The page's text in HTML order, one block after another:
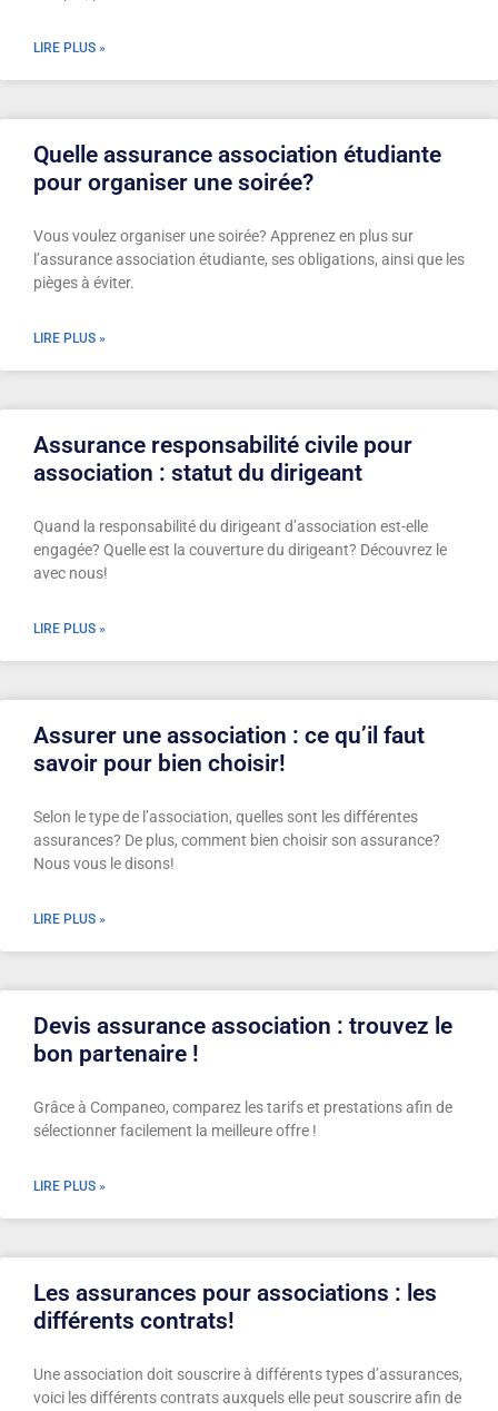
LIRE PLUS »
Quelle assurance association étudiante
pour organiser une soirée?
Vous voulez organiser une soirée? Apprenez en plus sur
l’assurance association étudiante, ses obligations, ainsi que les
pièges à éviter.
LIRE PLUS »
Assurance responsabilité civile pour
association : statut du dirigeant
Quand la responsabilité du dirigeant d’association est-elle
engagée? Quelle est la couverture du dirigeant? Découvrez le
avec nous!
LIRE PLUS »
Assurer une association : ce qu’il faut
savoir pour bien choisir!
Selon le type de l’association, quelles sont les différentes
assurances? De plus, comment bien choisir son assurance?
Nous vous le disons!
LIRE PLUS »
Devis assurance association : trouvez le
bon partenaire !
Grâce à Companeo, comparez les tarifs et prestations afin de
sélectionner facilement la meilleure offre !
LIRE PLUS »
Les assurances pour associations : les
différents contrats!
Une association doit souscrire à différents types d’assurances,
voici les différents contrats auxquels elle peut souscrire afin de